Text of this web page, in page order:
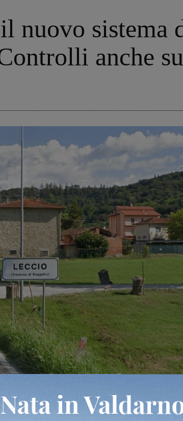
nuovo sistema
anche
messo in funzione a Leccio, nel Comune di
di videosorveglianza installato